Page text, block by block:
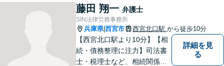
うぞ一人で抱え込まず、お気
軽にご相談ください。
藤田 翔一 弁護士
SIN法律労務事務所
兵庫県|西宮市 西宮北口駅 から徒歩10分
【西宮北口駅より10分】【相
続・債務整理に注力】司法書
士・税理士など、相続関係に
詳細を見
る